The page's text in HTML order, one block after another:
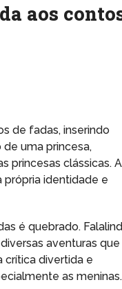
aos
de fadas, inserindo
uma princesa,
princesas clássicas.
própria identidade e
é quebrado.
aventuras que
crítica divertida e
as meninas.